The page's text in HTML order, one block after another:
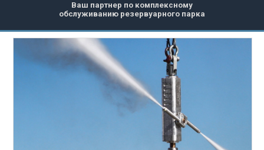
Ваш партнер по комплексному
обслуживанию резервуарного парка